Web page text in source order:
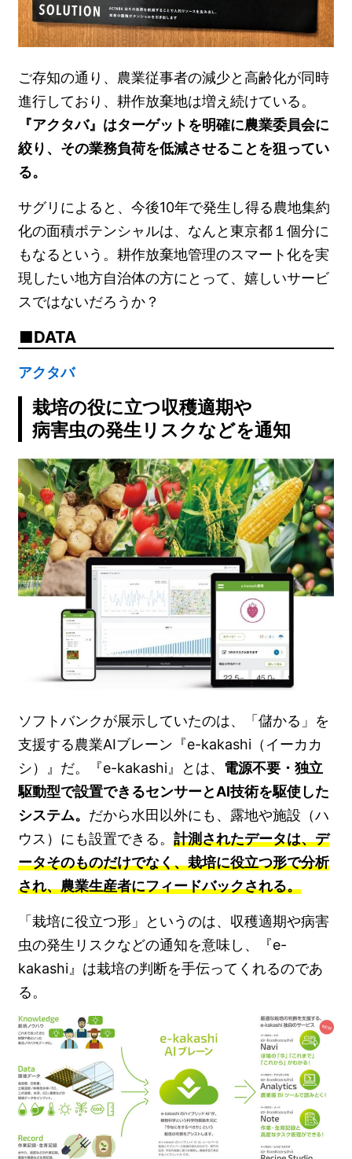
ご存知の通り、農業従事者の減少と高齢化が同時
進行しており、耕作放棄地は増え続けている。
『アクタバ』はターゲットを明確に農業委員会に
絞り、その業務負荷を低減させることを狙ってい
る。
サグリによると、今後10年で発生し得る農地集約
化の面積ポテンシャルは、なんと東京都１個分に
もなるという。耕作放棄地管理のスマート化を実
現したい地方自治体の方にとって、嬉しいサービ
スではないだろうか？
DATA
アクタバ
栽培の役に立つ収穫適期や
病害虫の発生リスクなどを通知
ソフトバンクが展示していたのは、「儲かる」を
支援する農業AIブレーン『e-kakashi（イーカカ
シ）』だ。『e-kakashi』とは、 電源不要・独立
駆動型で設置できるセンサーとAI技術を駆使した
システム。 だから水田以外にも、露地や施設（ハ
ウス）にも設置できる。計測されたデータは、デ
ータそのものだけでなく、栽培に役立つ形で分析
され、農業生産者にフィードバックされる。
「栽培に役立つ形」というのは、収穫適期や病害
虫の発生リスクなどの通知を意味し、『e-
kakashi』は栽培の判断を手伝ってくれるのであ
る。